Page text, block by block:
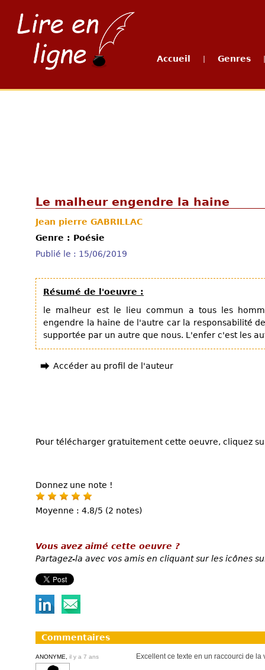
Accueil Genres
Le malheur engendre la haine
Jean pierre GABRILLAC
Genre : Poésie
Publié le : 15/06/2019
Résumé de l'oeuvre :
le malheur est le lieu commun a tous les
engendre la haine de l'autre car la responsabilité
supportée par un autre que nous. L'enfer c'est les
Accéder au profil de l'auteur
Pour télécharger gratuitement cette oeuvre, cliquez
Donnez une note !
Moyenne : 4.8/5 (2 notes)
Vous avez aimé cette oeuvre ?
Partagez-la avec vos amis en cliquant sur les icônes
Commentaires
ANONYME, il y a 7 ans Excellent ce texte en un raccourci de la